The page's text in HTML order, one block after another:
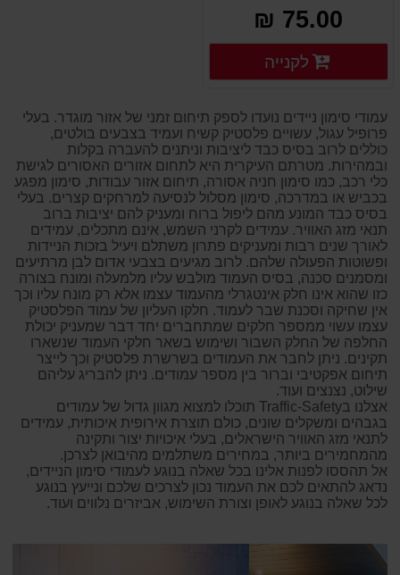
75.00 ₪
פרטים נוספים
לקנייה
עמודי סימון ניידים נועדו לספק תיחום זמני של אזור מוגדר. בעלי
פרופיל עגול, עשויים פלסטיק קשיח ועמיד בצבעים בולטים,
כוללים לרוב בסיס כבד ליציבות וניתנים להעברה בקלות
ובמהירות. מטרתם העיקרית היא לתחום אזורים האסורים לגישת
כלי רכב, כמו סימון חניה אסורה, תיחום אזור עבודות, סימון מפגע
בכביש או במדרכה, סימון מסלול לנסיעה למרחקים קצרים. בעלי
בסיס כבד המונע מהם ליפול ברוח ומעניק להם יציבות ברוב
תנאי מזג האוויר. עמידים לקרני השמש, אינם מתכלים, עמידים
לאורך שנים רבות ומעניקים פתרון משתלם ויעיל בזכות הניידות
ופשוטות הפעולה שלהם. לרוב מגיעים בצבעי אדום לבן מרתיעים
ומסמנים סכנה, בסיס העמוד מולבש עליו מלמעלה ומונח בצורה
כזו שהוא אינו חלק אינטגרלי מהעמוד עצמו אלא רק מונח עליו וכך
אין שחיקה וסכנת שבר לעמוד. חלקו העליון של עמוד הפלסטיק
עצמו עשוי ממספר חלקים שמתחברים יחד דבר שמעניק יכולת
החלפה של החלק השבור ושימוש בשאר חלקי העמוד שנשארו
תקינים. ניתן לחבר את העמודים בשרשרת פלסטיק וכך לייצר
תיחום אפקטיבי וברור בין מספר עמודים. ניתן להבריג עליהם
שילוט, נצנצים ועוד.
אצלנו בTraffic-Safety תוכלו למצוא מגוון גדול של עמודים
בגבהים ומשקלים שונים, כולם תוצרת אירופית איכותית, עמידים
לתנאי מזג האוויר הישראלים, בעלי איכויות יצור ותקינה
מהמחמירים ביותר, במחירים משתלמים מהיבואן לצרכן.
אל תהססו לפנות אלינו בכל שאלה בנוגע לעמודי סימון הניידים,
נדאג להתאים לכם את העמוד נכון לצרכים שלכם ונייעץ בנוגע
לכל שאלה בנוגע לאופן וצורת השימוש, אביזרים נלווים ועוד.